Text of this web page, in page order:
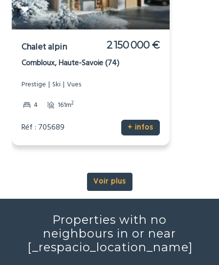
Reduced property for sale
in or near
Chalet alpin 2 150 000 €
Prestige Ski Vues
4
161m 2